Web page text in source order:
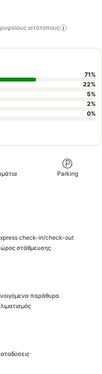
ιστότοπους
71%
22%
5%
2%
0%
Parking
check-in/check-out
στάθμευσης
παράθυρα